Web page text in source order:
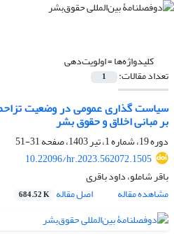
کلیدواژه‌ها =اولویت‌دهی
تعداد مقالات: 1
سیاست گذاری عمومی در وضعیت تزاحم
بر مبانی اخلاق و حقوق بشر
دوره 19، شماره 1، تیر 1403، صفحه
31-51
10.22096/hr.2023.562072.1505
باقر شاملو، داود باقری
مشاهده مقاله
اصل مقاله 684.52 K